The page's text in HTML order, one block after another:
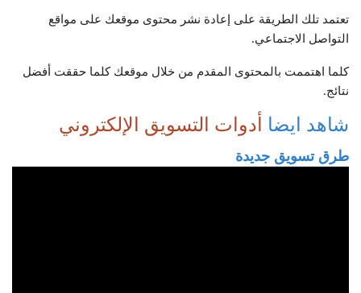
تعتمد تلك الطريقة على إعادة نشر محتوى موقعك على مواقع
التواصل الاجتماعي.
كلما اهتممت بالمحتوى المقدم من خلال موقعك كلما حققت أفضل
نتائج.
شاهد ايضا أدوات التسويق الإلكتروني
طرق تسويق جديدة